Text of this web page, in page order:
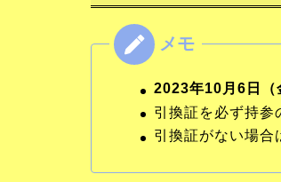
2023年10月6日（
引換証を必ず持参
引換証がない場合